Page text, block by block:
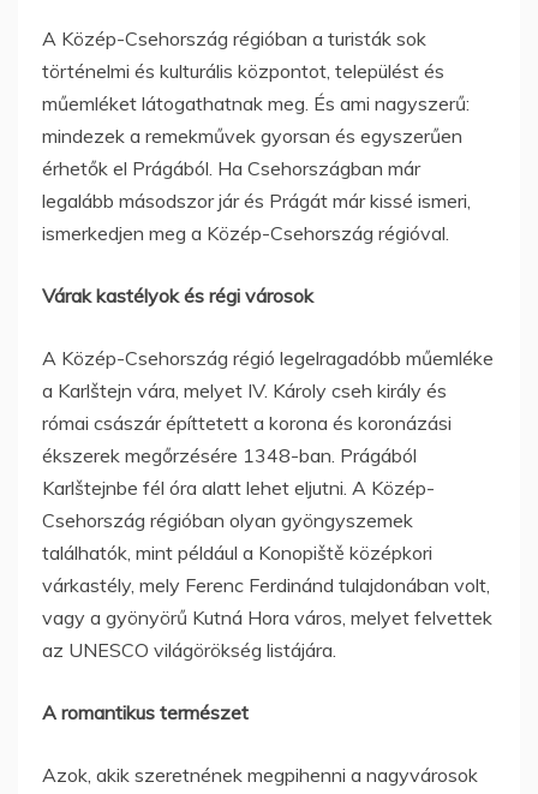
A Közép-Csehország régióban a turisták sok
történelmi és kulturális központot, települést és
műemléket látogathatnak meg. És ami nagyszerű:
mindezek a remekművek gyorsan és egyszerűen
érhetők el Prágából. Ha Csehországban már
legalább másodszor jár és Prágát már kissé ismeri,
ismerkedjen meg a Közép-Csehország régióval.
Várak kastélyok és régi városok
A Közép-Csehország régió legelragadóbb műemléke
a Karlštejn vára, melyet IV. Károly cseh király és
római császár építtetett a korona és koronázási
ékszerek megőrzésére 1348-ban. Prágából
Karlštejnbe fél óra alatt lehet eljutni. A Közép-
Csehország régióban olyan gyöngyszemek
találhatók, mint például a Konopiště középkori
várkastély, mely Ferenc Ferdinánd tulajdonában volt,
vagy a gyönyörű Kutná Hora város, melyet felvettek
az UNESCO világörökség listájára.
A romantikus természet
Azok, akik szeretnének megpihenni a nagyvárosok